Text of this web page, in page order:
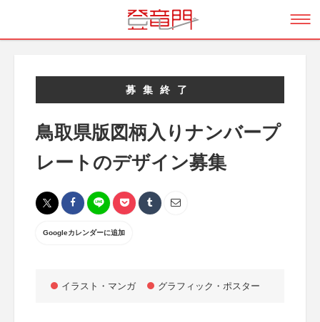
募集終了
鳥取県版図柄入りナンバープ
レートのデザイン募集
Googleカレンダーに追加
イラスト・マンガ グラフィック・ポスター